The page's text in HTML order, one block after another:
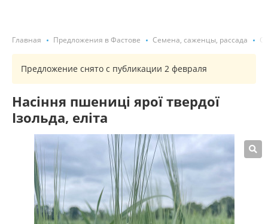
Главная Предложения в Фастове Семена, саженцы, рассада
Предложение снято с публикации 2 февраля
Насіння пшениці ярої твердої
Ізольда, еліта